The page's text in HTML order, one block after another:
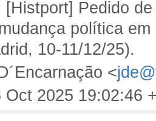
Pedido de
política
10-11/12/25).
<
2025 19:02:46